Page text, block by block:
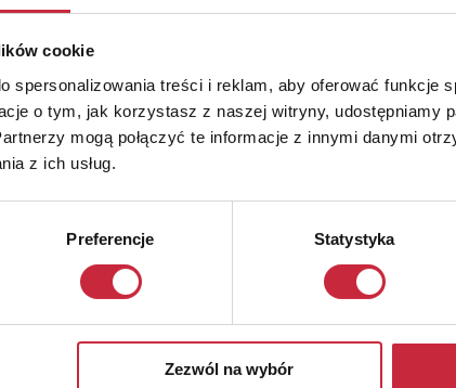
cookie
spersonalizowania treści i reklam, aby oferować funkcje
o tym, jak korzystasz z naszej witryny, udostępniamy
mogą połączyć te informacje z innymi danymi
z ich usług.
Preferencje Statystyka
Zezwól na wybór